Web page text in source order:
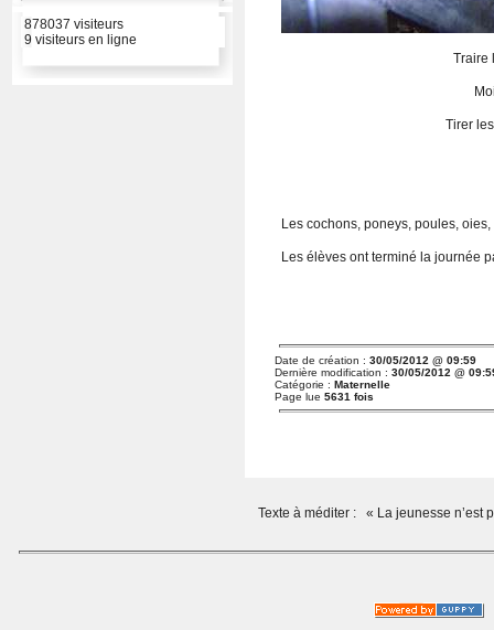
878037 visiteurs
9 visiteurs en ligne
Traire
Tirer
Les cochons, poneys, poules,
Les élèves ont terminé la journée
Date de création : 30/05/2012 @ 09:59
Dernière modification : 30/05/2012 @
Catégorie : Maternelle
Page lue 5631 fois
Texte à méditer : « La jeunesse n’est